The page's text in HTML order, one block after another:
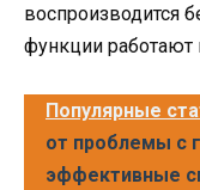
воспроизводится
функции работают
Популярные
от проблемы с
эффективные